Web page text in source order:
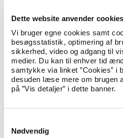
Dette website anvender cookies
Vi bruger egne cookies samt
besøgsstatistik, optimering af
sikkerhed, video og adgang til
medier. Du kan til enhver tid
samtykke via linket ”Cookies” i
desuden læse mere om brugen
på ”Vis detaljer” i dette banner.
Nødvendig
man ikke er fundet skyldig i
sikkerhed eller er blevet idømt
derover for en strafbar
man altid har været statsløs.
Det er også en betingelse, at man
love om, at man ikke er fundet
statens sikkerhed eller er blevet
eller derover for en strafbar
Man skal anvende